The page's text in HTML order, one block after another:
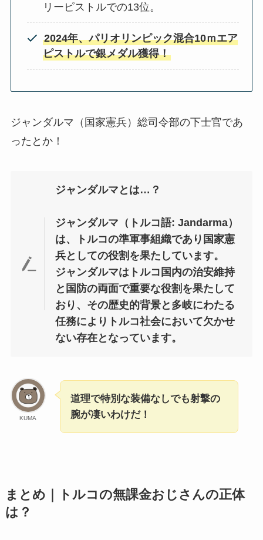
リーピストルでの13位。​
2024年、パリオリンピック混合10ｍエア
ピストルで銀メダル獲得！
ジャンダルマ（国家憲兵）総司令部の下士官であ
ったとか！
ジャンダルマとは…？
ジャンダルマ（トルコ語: Jandarma）
は、トルコの準軍事組織であり国家憲
兵としての役割を果たしています。
ジャンダルマはトルコ国内の治安維持
と国防の両面で重要な役割を果たして
おり、その歴史的背景と多岐にわたる
任務によりトルコ社会において欠かせ
ない存在となっています。
KUMA
道理で特別な装備なしでも射撃の
腕が凄いわけだ！
まとめ｜トルコの無課金おじさんの正体
は？